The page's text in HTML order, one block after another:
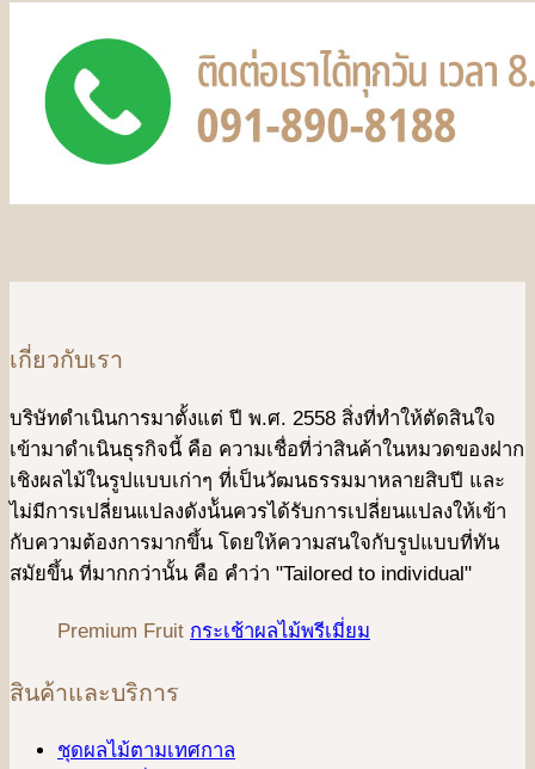
เกี่ยวกับเรา
บริษัทดําเนินการมาตั้งแต่ ปี พ.ศ. 2558 สิ่งที่ทำให้ตัดสินใจ
เข้ามาดําเนินธุรกิจนี้ คือ ความเชื่อที่ว่าสินค้าในหมวดของฝาก
เชิงผลไม้ในรูปแบบเก่าๆ ที่เป็นวัฒนธรรมมาหลายสิบปี และ
ไม่มีการเปลี่ยนแปลงดังน้ันควรได้รับการเปลี่ยนแปลงให้เข้า
กับความต้องการมากขึ้น โดยให้ความสนใจกับรูปแบบที่ทัน
สมัยขึ้น ที่มากกว่านั้น คือ คําว่า "Tailored to individual"
Premium Fruit กระเช้าผลไม้พรีเมี่ยม
สินค้าและบริการ
ชุดผลไม้ตามเทศกาล